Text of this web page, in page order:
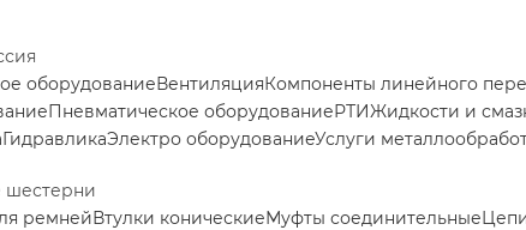
оборудованиеВентиляцияКомпоненты линейного
Пневматическое оборудованиеРТИЖидкости и
ГидравликаЭлектро оборудованиеУслуги
шестерни
ремнейВтулки коническиеМуфты соединительные